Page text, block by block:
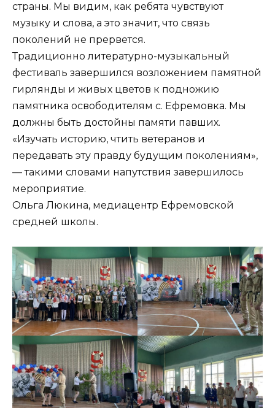
страны. Мы видим, как ребята чувствуют
музыку и слова, а это значит, что связь
поколений не прервется.
Традиционно литературно-музыкальный
фестиваль завершился возложением памятной
гирлянды и живых цветов к подножию
памятника освободителям с. Ефремовка. Мы
должны быть достойны памяти павших.
«Изучать историю, чтить ветеранов и
передавать эту правду будущим поколениям»,
— такими словами напутствия завершилось
мероприятие.
Ольга Люкина, медиацентр Ефремовской
средней школы.